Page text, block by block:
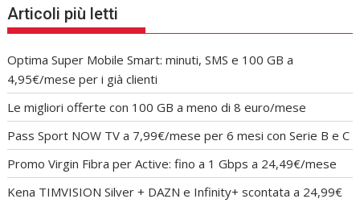
Articoli più letti
Optima Super Mobile Smart: minuti, SMS e 100 GB a
4,95€/mese per i già clienti
Le migliori offerte con 100 GB a meno di 8 euro/mese
Pass Sport NOW TV a 7,99€/mese per 6 mesi con Serie B e C
Promo Virgin Fibra per Active: fino a 1 Gbps a 24,49€/mese
Kena TIMVISION Silver + DAZN e Infinity+ scontata a 24,99€